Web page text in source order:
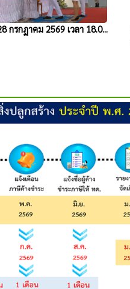
กรกฏาคม 2569 เวลา 18.0...